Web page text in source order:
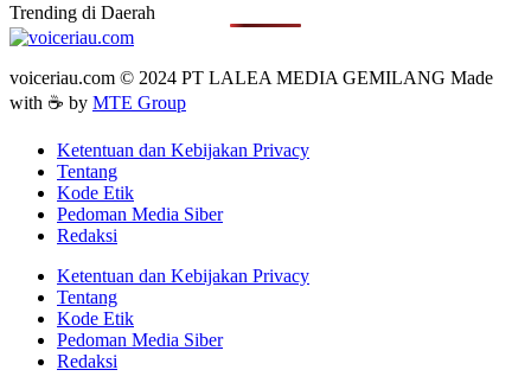
Trending di Daerah
voiceriau.com © 2024 PT LALEA MEDIA GEMILANG Made
with ☕ by MTE Group
Ketentuan dan Kebijakan Privacy
Tentang
Kode Etik
Pedoman Media Siber
Redaksi
Ketentuan dan Kebijakan Privacy
Tentang
Kode Etik
Pedoman Media Siber
Redaksi